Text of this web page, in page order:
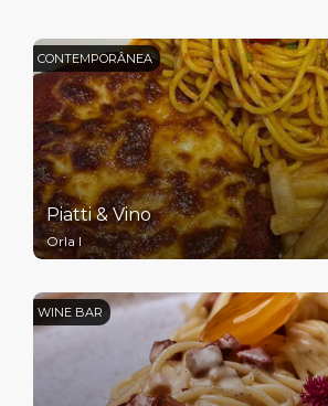
CONTEMPORÂNEA
Piatti & Vino
Orla I
WINE BAR